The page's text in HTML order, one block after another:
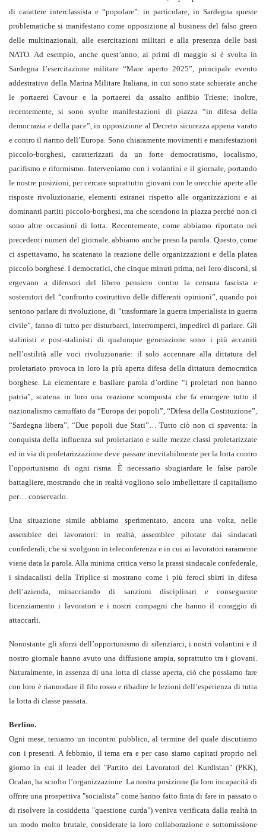
di carattere interclassista e “popolare”: in particolare, in Sardegna queste
problematiche si manifestano come opposizione al business del falso green
delle multinazionali, alle esercitazioni militari e alla presenza delle basi
NATO. Ad esempio, anche quest’anno, ai primi di maggio si è svolta in
Sardegna l’esercitazione militare “Mare aperto 2025”, principale evento
addestrativo della Marina Militare Italiana, in cui sono state schierate anche
le portaerei Cavour e la portaerei da assalto anfibio Trieste; inoltre,
recentemente, si sono svolte manifestazioni di piazza “in difesa della
democrazia e della pace”, in opposizione al Decreto sicurezza appena varato
e contro il riarmo dell’Europa. Sono chiaramente movimenti e manifestazioni
piccolo-borghesi, caratterizzati da un forte democratismo, localismo,
pacifismo e riformismo. Interveniamo con i volantini e il giornale, portando
le nostre posizioni, per cercare soprattutto giovani con le orecchie aperte alle
risposte rivoluzionarie, elementi estranei rispetto alle organizzazioni e ai
dominanti partiti piccolo-borghesi, ma che scendono in piazza perché non ci
sono altre occasioni di lotta. Recentemente, come abbiamo riportato nei
precedenti numeri del giornale, abbiamo anche preso la parola. Questo, come
ci aspettavamo, ha scatenato la reazione delle organizzazioni e della platea
piccolo borghese. I democratici, che cinque minuti prima, nei loro discorsi, si
ergevano a difensori del libero pensiero contro la censura fascista e
sostenitori del “confronto costruttivo delle differenti opinioni”, quando poi
sentono parlare di rivoluzione, di “trasformare la guerra imperialista in guerra
civile”, fanno di tutto per disturbarci, interromperci, impedirci di parlare. Gli
stalinisti e post-stalinisti di qualunque generazione sono i più accaniti
nell’ostilità alle voci rivoluzionarie: il solo accennare alla dittatura del
proletariato provoca in loro la più aperta difesa della dittatura democratica
borghese. La elementare e basilare parola d’ordine “i proletari non hanno
patria”, scatena in loro una reazione scomposta che fa emergere tutto il
nazionalismo camuffato da “Europa dei popoli”, “Difesa della Costituzione”,
“Sardegna libera”, “Due popoli due Stati”… Tutto ciò non ci spaventa: la
conquista della influenza sul proletariato e sulle mezze classi proletarizzate
ed in via di proletarizzazione deve passare inevitabilmente per la lotta contro
l’opportunismo di ogni risma. È necessario sbugiardare le false parole
battagliere, mostrando che in realtà vogliono solo imbellettare il capitalismo
per… conservarlo.
Una situazione simile abbiamo sperimentato, ancora una volta, nelle
assemblee dei lavoratori: in realtà, assemblee pilotate dai sindacati
confederali, che si svolgono in teleconferenza e in cui ai lavoratori raramente
viene data la parola. Alla minima critica verso la prassi sindacale confederale,
i sindacalisti della Triplice si mostrano come i più feroci sbirri in difesa
dell’azienda, minacciando di sanzioni disciplinari e conseguente
licenziamento i lavoratori e i nostri compagni che hanno il coraggio di
attaccarli.
Nonostante gli sforzi dell’opportunismo di silenziarci, i nostri volantini e il
nostro giornale hanno avuto una diffusione ampia, soprattutto tra i giovani.
Naturalmente, in assenza di una lotta di classe aperta, ciò che possiamo fare
con loro è riannodare il filo rosso e ribadire le lezioni dell’esperienza di tutta
la lotta di classe passata.
Berlino.
Ogni mese, teniamo un incontro pubblico, al termine del quale discutiamo
con i presenti. A febbraio, il tema era e per caso siamo capitati proprio nel
giorno in cui il leader del "Partito dei Lavoratori del Kurdistan" (PKK),
Öcalan, ha sciolto l’organizzazione. La nostra posizione (la loro incapacità di
offrire una prospettiva "socialista" come hanno fatto finta di fare in passato o
di risolvere la cosiddetta "questione curda") veniva verificata dalla realtà in
un modo molto brutale, considerate la loro collaborazione e sottomissione